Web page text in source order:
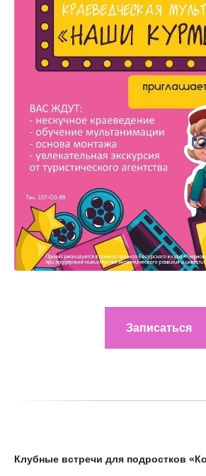
Записаться
Клубные встречи для подростков